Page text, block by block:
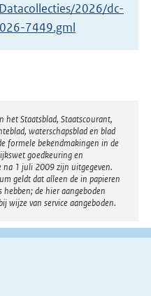
2026/dc-
7449.gml
het Staatsblad, Staatscourant,
waterschapsblad en blad
formele bekendmakingen in de
goedkeuring en
na 1 juli 2009 zijn uitgegeven.
geldt dat alleen de in papieren
de hier aangeboden
wijze van service aangeboden.